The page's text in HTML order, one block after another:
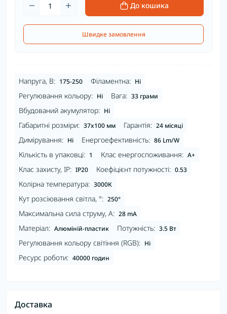
До кошика
Швидке замовлення
Напруга, В: 175-250 Філаментна: Ні
Регулювання кольору: Ні Вага: 33 грами
Вбудований акумулятор: Ні
Габаритні розміри: 37x100 мм Гарантія: 24 місяці
Димірування: Ні Енергоефективність: 86 Lm/W
Кількість в упаковці: 1 Клас енергоспоживання: A+
Клас захисту, IP: IP20 Коефіцієнт потужності: 0.53
Колірна температура: 3000К
Кут розсіювання світла, °: 250°
Максимальна сила струму, А: 28 mA
Матеріал: Алюміній-пластик Потужність: 3.5 Вт
Регулювання кольору світіння (RGB): Ні
Ресурс роботи: 40000 годин
Доставка